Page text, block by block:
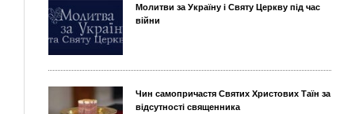
Молитви за Україну і Святу Церкву під час
війни
Чин самопричастя Святих Христових Таїн за
відсутності священника